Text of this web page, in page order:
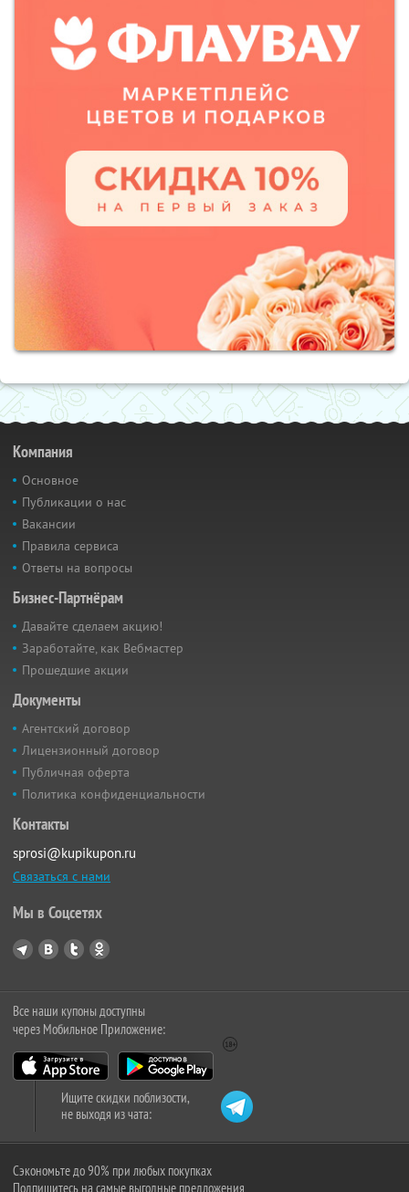
Компания
Основное
Публикации о нас
Вакансии
Правила сервиса
Ответы на вопросы
Бизнес-Партнёрам
Давайте сделаем акцию!
Заработайте, как Вебмастер
Прошедшие акции
Документы
Агентский договор
Лицензионный договор
Публичная оферта
Политика конфиденциальности
Контакты
sprosi@kupikupon.ru
Связаться с нами
Мы в Соцсетях
Все наши купоны доступны
через Мобильное Приложение:
Ищите скидки поблизости,
не выходя из чата:
Сэкономьте до 90% при любых покупках
Подпишитесь на самые выгодные предложения